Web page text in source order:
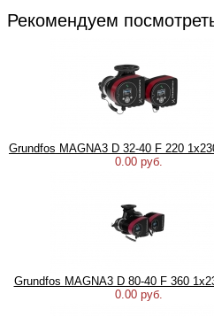
Рекомендуем
Grundfos MAGNA3 D 32-40 F 220
0.00 руб.
Grundfos MAGNA3 D 80-40 F 360
0.00 руб.